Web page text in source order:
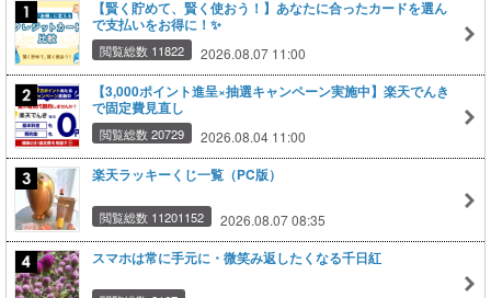
【賢く貯めて、賢く使おう！】あなたに合ったカードを選ん
で支払いをお得に！✨
閲覧総数 11822 2026.08.07 11:00
【3,000ポイント進呈×抽選キャンペーン実施中】楽天でんき
で固定費見直し
閲覧総数 20729 2026.08.04 11:00
楽天ラッキーくじ一覧（PC版）
閲覧総数 11201152 2026.08.07 08:35
スマホは常に手元に・微笑み返したくなる千日紅